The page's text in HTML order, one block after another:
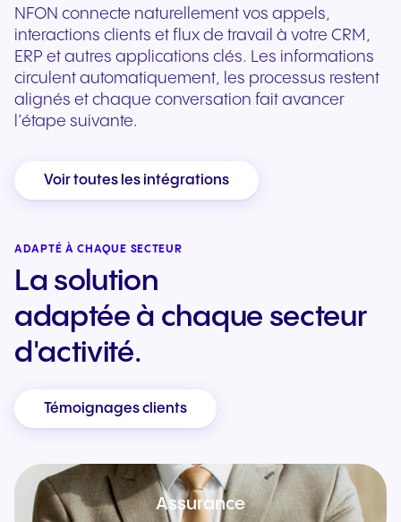
NFON connecte naturellement vos appels,
interactions clients et flux de travail à votre CRM,
ERP et autres applications clés. Les informations
circulent automatiquement, les processus restent
alignés et chaque conversation fait avancer
l’étape suivante.
Voir toutes les intégrations
ADAPTÉ À CHAQUE SECTEUR
La solution
adaptée à chaque secteur
d'activité.
Témoignages clients
Assurance